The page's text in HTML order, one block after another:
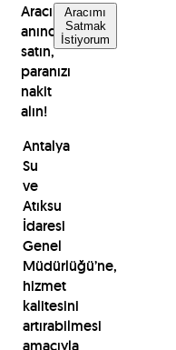
Aracınızı
anında
satın,
paranızı
nakit
alın!
Aracımı
Satmak
İstiyorum
Antalya
Su
ve
Atıksu
İdaresi
Genel
Müdürlüğü’ne,
hizmet
kalitesini
artırabilmesi
amacıyla